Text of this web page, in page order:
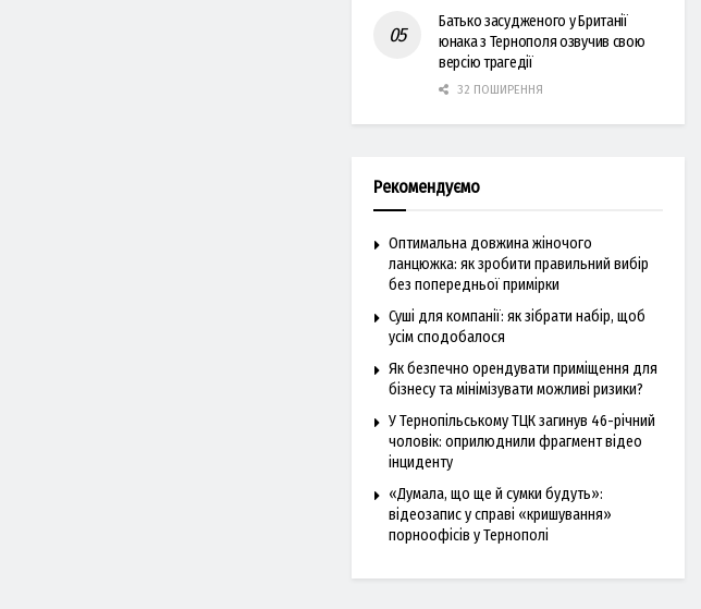
Батько засудженого у Британії
юнака з Тернополя озвучив свою
версію трагедії
32 ПОШИРЕННЯ
Рекомендуємо
Оптимальна довжина жіночого
ланцюжка: як зробити правильний вибір
без попередньої примірки
Суші для компанії: як зібрати набір, щоб
усім сподобалося
Як безпечно орендувати приміщення для
бізнесу та мінімізувати можливі ризики?
У Тернопільському ТЦК загинув 46-річний
чоловік: оприлюднили фрагмент відео
інциденту
«Думала, що ще й сумки будуть»:
відеозапис у справі «кришування»
порноофісів у Тернополі